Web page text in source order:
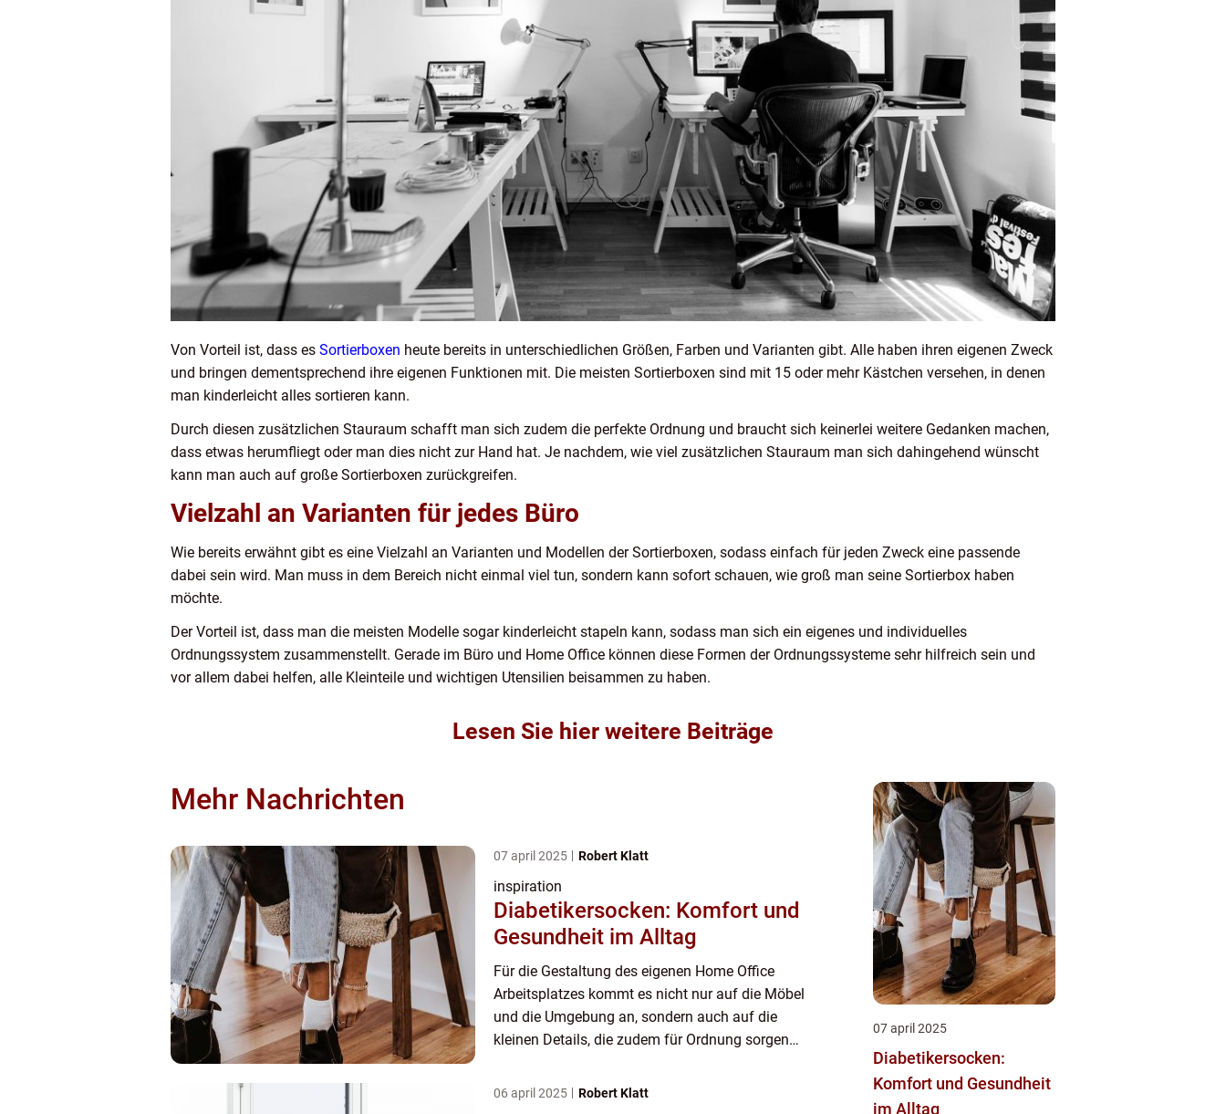
Von Vorteil ist, dass es Sortierboxen heute bereits in unterschiedlichen Größen, Farben und Varianten gibt. Alle haben ihren eigenen Zweck
und bringen dementsprechend ihre eigenen Funktionen mit. Die meisten Sortierboxen sind mit 15 oder mehr Kästchen versehen, in denen
man kinderleicht alles sortieren kann.
Durch diesen zusätzlichen Stauraum schafft man sich zudem die perfekte Ordnung und braucht sich keinerlei weitere Gedanken machen,
dass etwas herumfliegt oder man dies nicht zur Hand hat. Je nachdem, wie viel zusätzlichen Stauraum man sich dahingehend wünscht
kann man auch auf große Sortierboxen zurückgreifen.
Vielzahl an Varianten für jedes Büro
Wie bereits erwähnt gibt es eine Vielzahl an Varianten und Modellen der Sortierboxen, sodass einfach für jeden Zweck eine passende
dabei sein wird. Man muss in dem Bereich nicht einmal viel tun, sondern kann sofort schauen, wie groß man seine Sortierbox haben
möchte.
Der Vorteil ist, dass man die meisten Modelle sogar kinderleicht stapeln kann, sodass man sich ein eigenes und individuelles
Ordnungssystem zusammenstellt. Gerade im Büro und Home Office können diese Formen der Ordnungssysteme sehr hilfreich sein und
vor allem dabei helfen, alle Kleinteile und wichtigen Utensilien beisammen zu haben.
Lesen Sie hier weitere Beiträge
Mehr Nachrichten
07 april 2025 Robert Klatt
inspiration
Diabetikersocken: Komfort und
Gesundheit im Alltag
Für die Gestaltung des eigenen Home Office
Arbeitsplatzes kommt es nicht nur auf die Möbel
und die Umgebung an, sondern auch auf die
kleinen Details, die zudem für Ordnung sorgen
Sortierboxen gemeint, die heute a...
06 april 2025 Robert Klatt
07 april 2025
Diabetikersocken:
Komfort und Gesundheit
im Alltag